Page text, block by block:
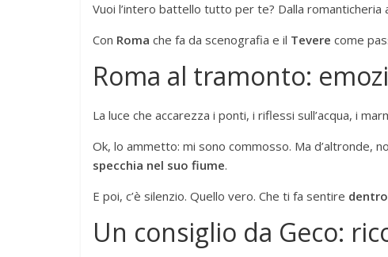
Vuoi l’intero battello tutto per te? Dalla
Con Roma che fa da scenografia e il Tevere come
Roma al tramonto:
La luce che accarezza i ponti, i riflessi sull’acqua, i
Ok, lo ammetto: mi sono commosso. Ma d’altronde,
specchia nel suo fiume.
E poi, c’è silenzio. Quello vero. Che ti fa sentire
Un consiglio da Geco: